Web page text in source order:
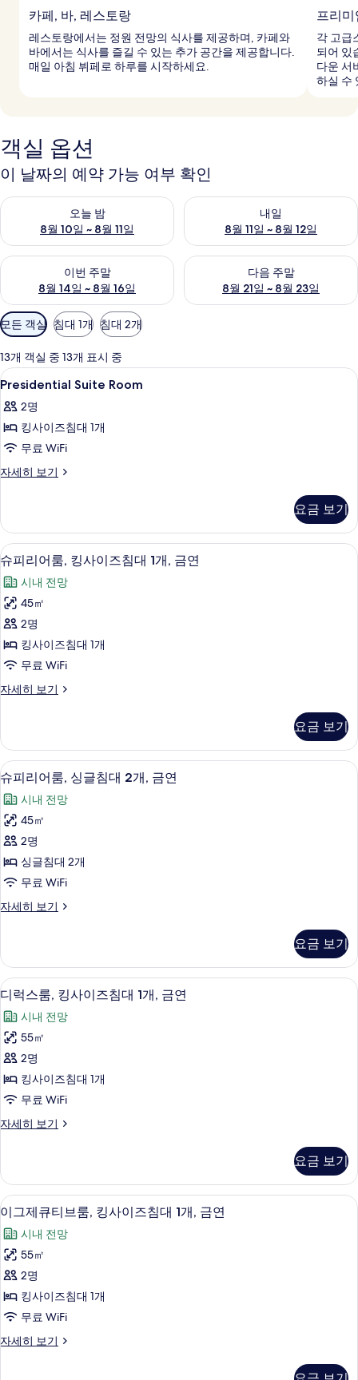
카페, 바, 레스토랑
레스토랑에서는 정원 전망의 식사를 제공하며, 카페와
바에서는 식사를 즐길 수 있는 추가 공간을 제공합니다.
매일 아침 뷔페로 하루를 시작하세요.
프리
각 고급
되어 있
다운 서
하실 수
객실 옵션
이 날짜의 예약 가능 여부 확인
오늘 밤
8월 10일 ~ 8월 11일
오늘 밤 예약 가능 여부 확인, 8월 10일 ~ 8월 11일
내일
8월 11일 ~ 8월 12일
내일 예약 가능 여부 확인, 8월
이번 주말
8월 14일 ~ 8월 16일
이번 주말 예약 가능 여부 확인, 8월 14일 ~ 8월 16일
다음 주말
8월 21일 ~ 8월 23일
다음 주말 예약 가능 여부 확인
객
실
에
사
용
가
능
한
터
모든 객실 침대 1개 침대 2개
13개 객실 중 13개 표시 중
Presidential
Suite
Room
사
진
모
기
고급 침구, 오리/거위털 이불, 미니바,
7
Presidential Suite Room
2명
킹사이즈침대 1개
무료 WiFi
자세히 보기
Presidential
세
히
보
기
요금 보기
슈
피
리
어
룸,
킹
사
이
침
대
1
개,
금
연
사
진
모
기
고급 침구, 오리/거위털 이불, 미니바,
7
슈피리어룸, 킹사이즈침대 1개, 금연
시내 전망
45㎡
2명
킹사이즈침대 1개
무료 WiFi
자세히 보기
슈
룸,
킹
사
이
즈
침
개,
금
연
자
기
요금 보기
슈
피
리
어
룸,
싱
글
침
2
개,
금
연
사
진
모
두
보
고급 침구, 오리/거위털 이불, 미니바,
7
슈피리어룸, 싱글침대 2개, 금연
시내 전망
45㎡
2명
싱글침대 2개
무료 WiFi
자세히 보기
슈
룸,
싱
글
침
대
2
금
연
자
세
히
요금 보기
디
럭
스
룸,
킹
사
이
즈
대
개,
금
연
사
진
모
두
고급 침구, 오리/거위털 이불, 미니바,
10
디럭스룸, 킹사이즈침대 1개, 금연
시내 전망
55㎡
2명
킹사이즈침대 1개
무료 WiFi
자세히 보기
디
킹
사
이
즈
침
대
개,
금
연
자
세
요금 보기
이
그
제
큐
티
브
룸,
킹
고급 침구, 오리/거위털 이불, 미니바,
8
이그제큐티브룸, 킹사이즈침대 1개, 금연
시내 전망
55㎡
2명
킹사이즈침대 1개
무료 WiFi
자세히 보기
이